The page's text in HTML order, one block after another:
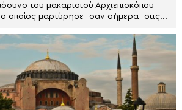
του μακαριστού Αρχιεπισκόπου
οποίος μαρτύρησε -σαν σήμερα- στις...